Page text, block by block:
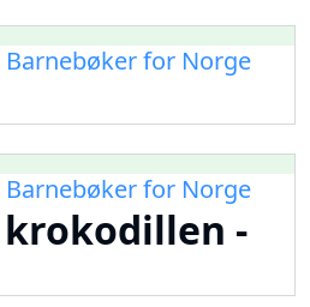
for Norge
for Norge
-